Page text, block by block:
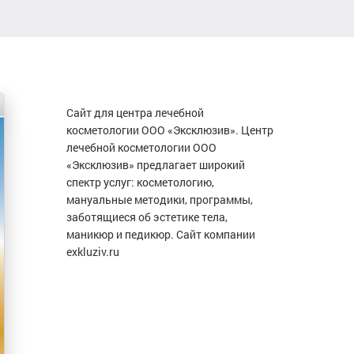
Сайт для центра лечебной
косметологии ООО «Эксклюзив». Центр
лечебной косметологии ООО
«Эксклюзив» предлагает широкий
спектр услуг: косметологию,
мануальные методики, программы,
заботящиеся об эстетике тела,
маникюр и педикюр. Сайт компании
exkluziv.ru